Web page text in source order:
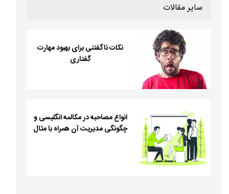
سایر مقالات
نکات ناگفتنی برای بهبود مهارت
گفتاری
انواع مصاحبه در مکالمه انگلیسی و
چگونگی مدیریت آن همراه با مثال